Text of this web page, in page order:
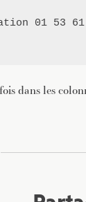
01 53 61
fois dans les